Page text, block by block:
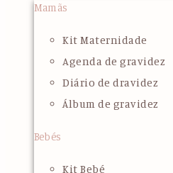
Mamãs
Kit Maternidade
Agenda de gravidez
Diário de dravidez
Álbum de gravidez
Bebés
Kit Bebé